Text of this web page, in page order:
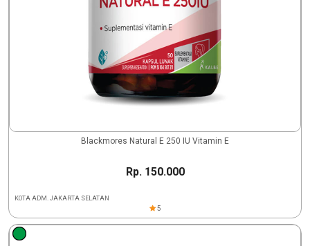
Blackmores Natural E 250 IU Vitamin E
Rp. 150.000
KOTA ADM. JAKARTA SELATAN
5